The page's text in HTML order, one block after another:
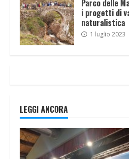
Parco delle
i progetti di
naturalistica
1 luglio 2023
LEGGI ANCORA